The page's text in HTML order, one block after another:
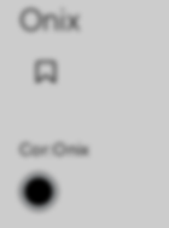
Onix
Cor: onix